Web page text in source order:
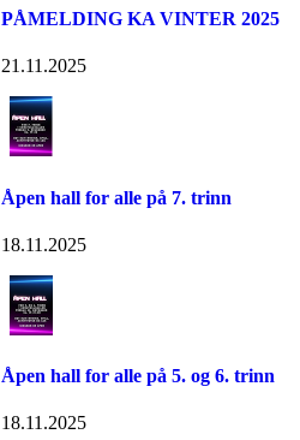
PÅMELDING KA VINTER 2025
21.11.2025
Åpen hall for alle på 7. trinn
18.11.2025
Åpen hall for alle på 5. og 6. trinn
18.11.2025